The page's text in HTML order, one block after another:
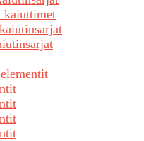
kaiuttimet